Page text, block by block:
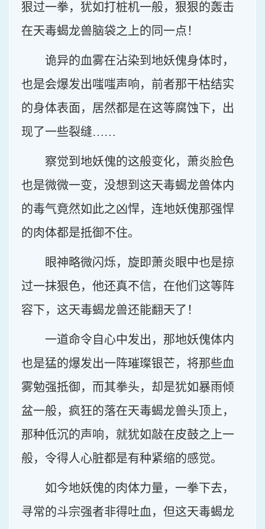
狠过一拳，犹如打桩机一般，狠狠的轰击
在天毒蝎龙兽脑袋之上的同一点！
诡异的血雾在沾染到地妖傀身体时，
也是会爆发出嗤嗤声响，前者那干枯结实
的身体表面，居然都是在这等腐蚀下，出
现了一些裂缝……
察觉到地妖傀的这般变化，萧炎脸色
也是微微一变，没想到这天毒蝎龙兽体内
的毒气竟然如此之凶悍，连地妖傀那强悍
的肉体都是抵御不住。
眼神略微闪烁，旋即萧炎眼中也是掠
过一抹狠色，他还真不信，在他们这等阵
容下，这天毒蝎龙兽还能翻天了！
一道命令自心中发出，那地妖傀体内
也是猛的爆发出一阵璀璨银芒，将那些血
雾勉强抵御，而其拳头，却是犹如暴雨倾
盆一般，疯狂的落在天毒蝎龙兽头顶上，
那种低沉的声响，就犹如敲在皮鼓之上一
般，令得人心脏都是有种紧缩的感觉。
如今地妖傀的肉体力量，一拳下去，
寻常的斗宗强者非得吐血，但这天毒蝎龙